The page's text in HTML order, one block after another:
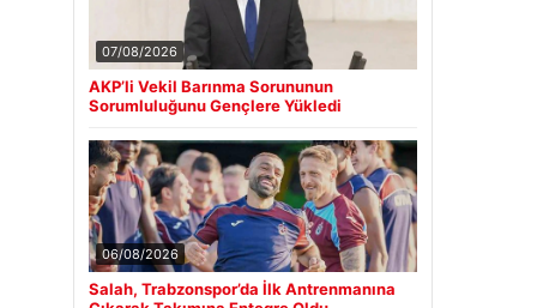
07/08/2026
AKP’li Vekil Barınma Sorununun
Sorumluluğunu Gençlere Yükledi
06/08/2026
Salah, Trabzonspor’da İlk Antrenmanına